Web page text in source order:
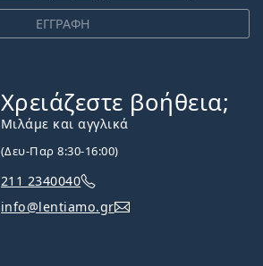
ΕΓΓΡΑΦΗ
Χρειάζεστε βοήθεια;
Μιλάμε και αγγλικά
(Δευ-Παρ 8:30-16:00)
211 2340040
info@lentiamo.gr